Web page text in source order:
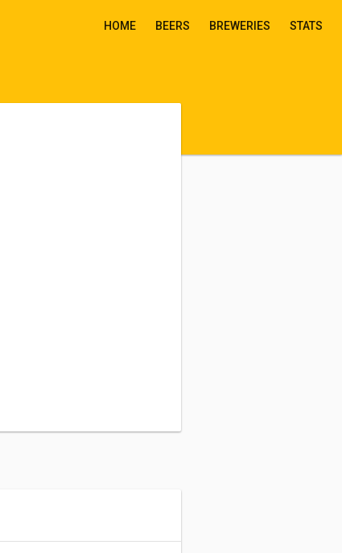
HOME BEERS BREWERIES STATS